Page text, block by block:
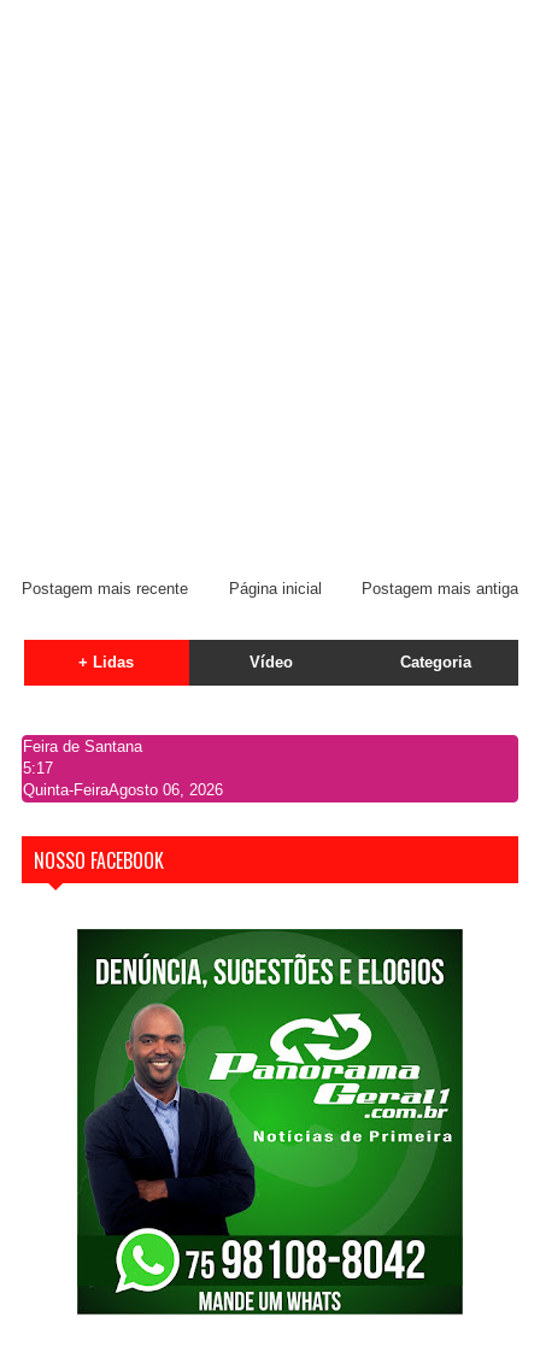
Postagem mais recente Postagem mais antiga
Página inicial
+ Lidas Vídeo Categoria
Feira de Santana
5:17
Quinta-FeiraAgosto 06, 2026
NOSSO FACEBOOK